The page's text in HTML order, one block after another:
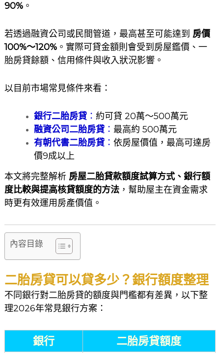
90%。
若透過融資公司或民間管道，最高甚至可能達到 房價
100%～120%。實際可貸金額則會受到房屋鑑價、一
胎房貸餘額、信用條件與收入狀況影響。
以目前市場常見條件來看：
銀行二胎房貸： 約可貸 20萬～500萬元
融資公司二胎房貸： 最高約 500萬元
有朝代書二胎房貸： 依房屋價值，最高可達房
價9成以上
本文將完整解析 房屋二胎貸款額度試算方式、銀行額
度比較與提高核貸額度的方法，幫助屋主在資金需求
時更有效運用房產價值。
內容目錄
二胎房貸可以貸多少？銀行額度整理
不同銀行對二胎房貸的額度與門檻都有差異，以下整
理2026年常見銀行方案：
銀行 二胎房貸額度